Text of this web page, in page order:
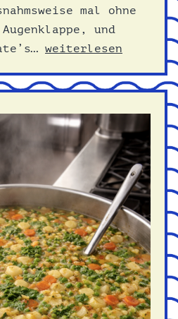
mal ohne
und
Alela
–
Pirate’s
Gospe
weiterlesen